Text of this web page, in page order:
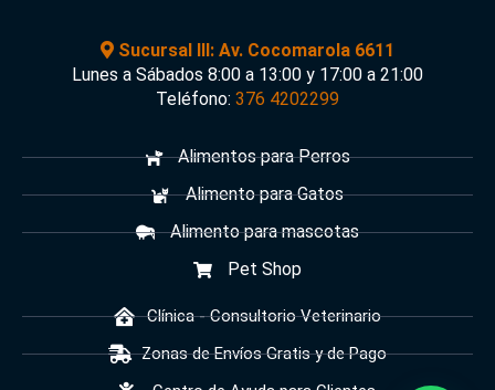
Sucursal III: Av. Cocomarola 6611
Lunes a Sábados 8:00 a 13:00 y 17:00 a 21:00
Teléfono: 376 4202299
Alimentos para Perros
Alimento para Gatos
Alimento para mascotas
Pet Shop
Clínica - Consultorio Veterinario
Zonas de Envíos Gratis y de Pago